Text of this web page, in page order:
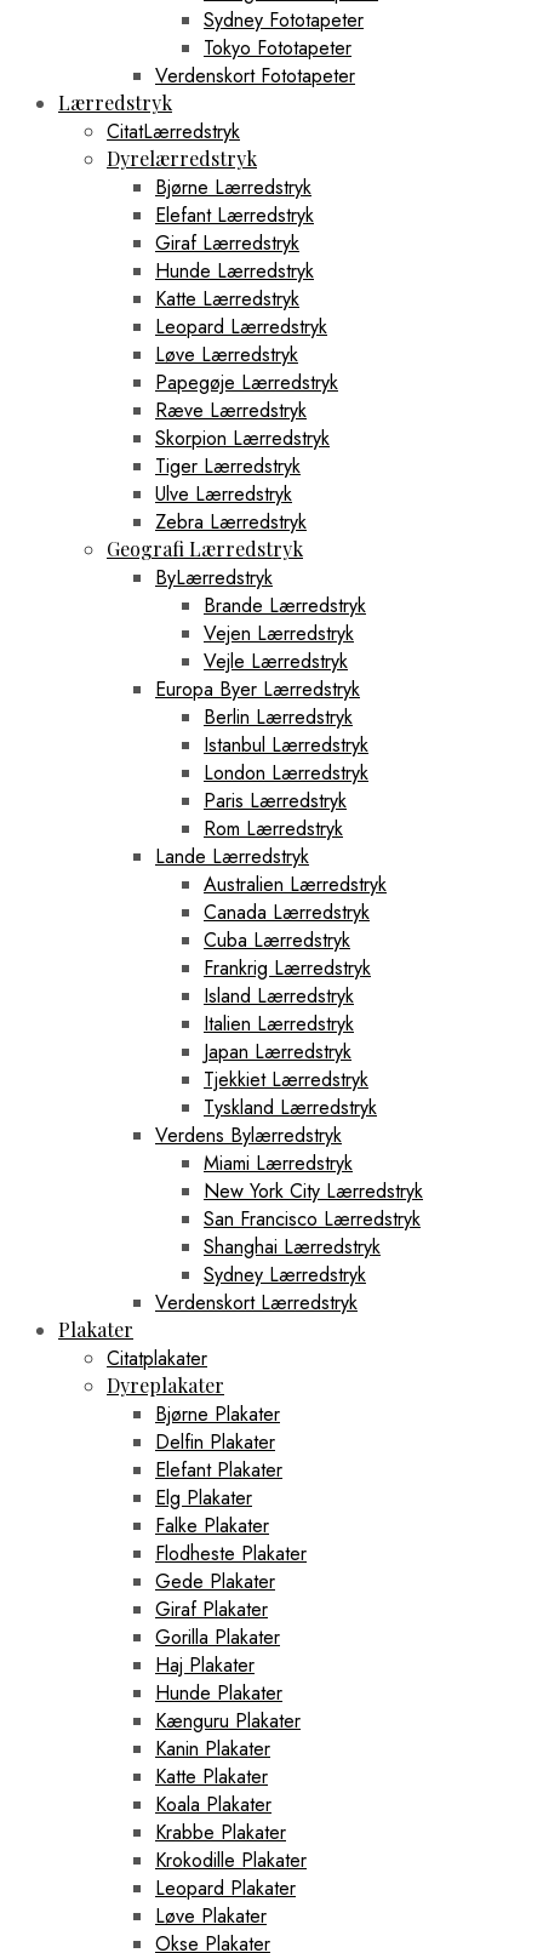
Sydney Fototapeter
Tokyo Fototapeter
Verdenskort Fototapeter
Lærredstryk
CitatLærredstryk
Dyrelærredstryk
Bjørne Lærredstryk
Elefant Lærredstryk
Giraf Lærredstryk
Hunde Lærredstryk
Katte Lærredstryk
Leopard Lærredstryk
Løve Lærredstryk
Papegøje Lærredstryk
Ræve Lærredstryk
Skorpion Lærredstryk
Tiger Lærredstryk
Ulve Lærredstryk
Zebra Lærredstryk
Geografi Lærredstryk
ByLærredstryk
Brande Lærredstryk
Vejen Lærredstryk
Vejle Lærredstryk
Europa Byer Lærredstryk
Berlin Lærredstryk
Istanbul Lærredstryk
London Lærredstryk
Paris Lærredstryk
Rom Lærredstryk
Lande Lærredstryk
Australien Lærredstryk
Canada Lærredstryk
Cuba Lærredstryk
Frankrig Lærredstryk
Island Lærredstryk
Italien Lærredstryk
Japan Lærredstryk
Tjekkiet Lærredstryk
Tyskland Lærredstryk
Verdens Bylærredstryk
Miami Lærredstryk
New York City Lærredstryk
San Francisco Lærredstryk
Shanghai Lærredstryk
Sydney Lærredstryk
Verdenskort Lærredstryk
Plakater
Citatplakater
Dyreplakater
Bjørne Plakater
Delfin Plakater
Elefant Plakater
Elg Plakater
Falke Plakater
Flodheste Plakater
Gede Plakater
Giraf Plakater
Gorilla Plakater
Haj Plakater
Hunde Plakater
Kænguru Plakater
Kanin Plakater
Katte Plakater
Koala Plakater
Krabbe Plakater
Krokodille Plakater
Leopard Plakater
Løve Plakater
Okse Plakater